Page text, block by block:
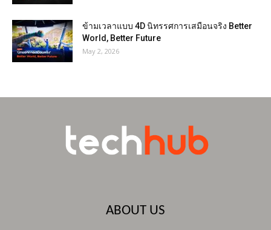
ข้ามเวลาแบบ 4D นิทรรศการเสมือนจริง Better
World, Better Future
May 2, 2026
ABOUT US